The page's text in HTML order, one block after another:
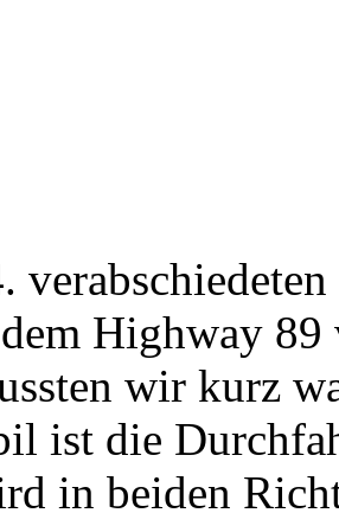
Highway 89
wir kurz
ist die
in beiden